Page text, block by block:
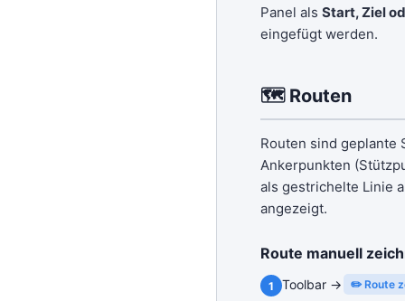
Panel als Start, Ziel
eingefügt werden.
🗺 Routen
Routen sind geplante
Ankerpunkten
als gestrichelte Linie
angezeigt.
Route manuell
Toolbar → ✏️ Route